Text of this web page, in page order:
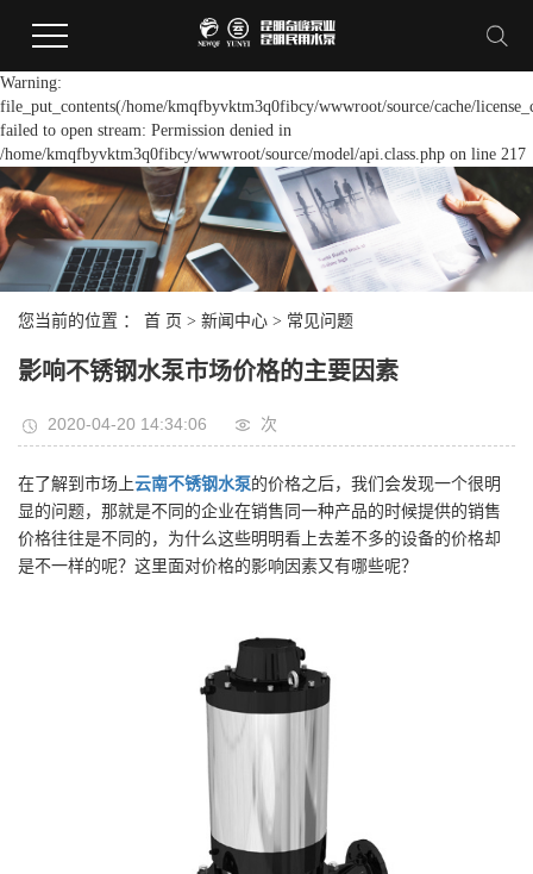
Warning:
file_put_contents(/home/kmqfbyvktm3q0fibcy/wwwroot/source/cache/
failed to open stream: Permission denied in
/home/kmqfbyvktm3q0fibcy/wwwroot/source/model/api.class.php on line 217
您当前的位置 ： 首 页 > 新闻中心 > 常见问题
影响不锈钢水泵市场价格的主要因素
2020-04-20 14:34:06 次
在了解到市场上云南不锈钢水泵的价格之后，我们会发现一个很明
显的问题，那就是不同的企业在销售同一种产品的时候提供的销售
价格往往是不同的，为什么这些明明看上去差不多的设备的价格却
是不一样的呢？这里面对价格的影响因素又有哪些呢？